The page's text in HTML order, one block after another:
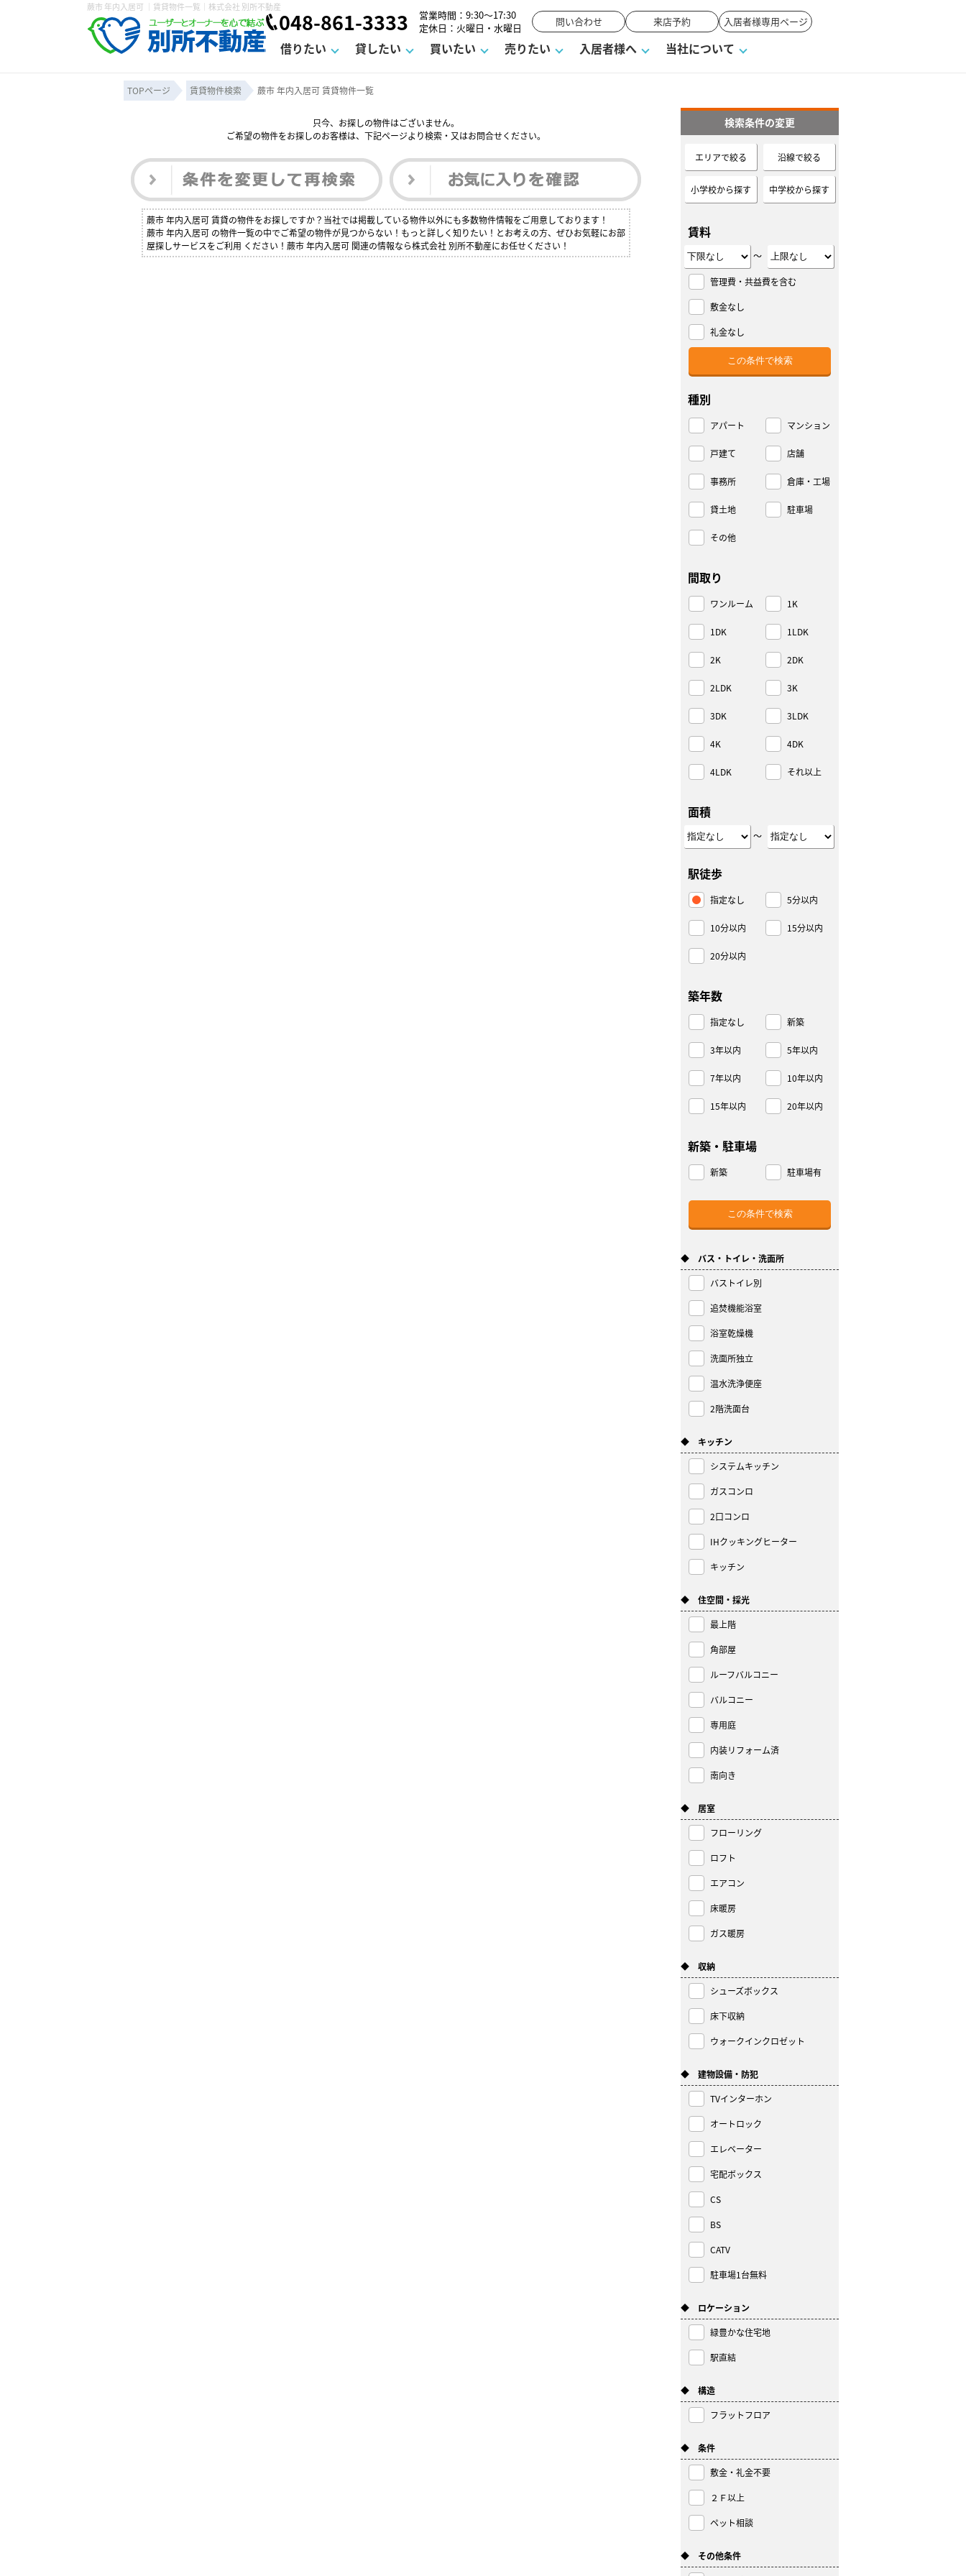
蕨市 年内入居可 ｜賃貸物件一覧｜株式会社 別所不動産
048-861-3333
営業時間：9:30～17:30
定休日：火曜日・水曜日
問い合わせ 来店予約 入居者様専用ページ
借りたい
学区から探す 町名から探す 駐車場を探す 物件閲覧履歴
保存した検索条件 賃貸契約までの流れ よくある質問 不動産用語・賃貸用語集
貸したい
賃貸経営塾 賃貸Q&A 空室対策
オーナー座談会 賃貸法律相談室
買いたい
購入時の諸費用 購入までの流れ よくある質問 賃貸vs持ち家
売りたい
不動産売却について 住み替え 借地底地 相続 仲介手数料について
媒介契約の種類 諸費用 仲介と買取の違い 必要な書類 売却の流れ 高く売るポイント
よくある質問
入居者様へ
入居者様専用ページ 退去申請フォーム 駐車場解約フォーム
当社について
スタッフ紹介 お知らせ お客様の声 街紹介 来店予約
個人情報の取り扱い カスタマーハラスメントに対する基本方針
TOPページ 賃貸物件検索 蕨市 年内入居可 賃貸物件一覧
只今、お探しの物件はございません。
ご希望の物件をお探しのお客様は、下記ページより検索・又はお問合せください。
蕨市 年内入居可 賃貸の物件をお探しですか？当社では掲載している物件以外にも多数物件情報をご用意しております！
蕨市 年内入居可 の物件一覧の中でご希望の物件が見つからない！もっと詳しく知りたい！とお考えの方、ぜひお気軽にお部
屋探しサービスをご利用 ください！蕨市 年内入居可 関連の情報なら株式会社 別所不動産にお任せください！
検索条件の変更
エリアで絞る 沿線で絞る
小学校から探す 中学校から探す
賃料
～
管理費・共益費を含む
敷金なし
礼金なし
種別
アパート マンション
戸建て 店舗
事務所 倉庫・工場
貸土地 駐車場
その他
間取り
ワンルーム 1K
1DK 1LDK
2K 2DK
2LDK 3K
3DK 3LDK
4K 4DK
4LDK それ以上
面積
～
駅徒歩
指定なし 5分以内
10分以内 15分以内
20分以内
築年数
指定なし 新築
3年以内 5年以内
7年以内 10年以内
15年以内 20年以内
新築・駐車場
新築 駐車場有
◆ バス・トイレ・洗面所
バストイレ別
追焚機能浴室
浴室乾燥機
洗面所独立
温水洗浄便座
2階洗面台
◆ キッチン
システムキッチン
ガスコンロ
2口コンロ
IHクッキングヒーター
キッチン
◆ 住空間・採光
最上階
角部屋
ルーフバルコニー
バルコニー
専用庭
内装リフォーム済
南向き
◆ 居室
フローリング
ロフト
エアコン
床暖房
ガス暖房
◆ 収納
シューズボックス
床下収納
ウォークインクロゼット
◆ 建物設備・防犯
TVインターホン
オートロック
エレベーター
宅配ボックス
CS
BS
CATV
駐車場1台無料
◆ ロケーション
緑豊かな住宅地
駅直結
◆ 構造
フラットフロア
◆ 条件
敷金・礼金不要
２Ｆ以上
ペット相談
◆ その他条件